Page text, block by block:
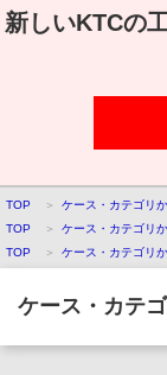
新しいKTCの
TOP ケース・カテゴリ
TOP
ケース・カテゴリ
TOP
ケース・カテゴリ
ケース・カテ